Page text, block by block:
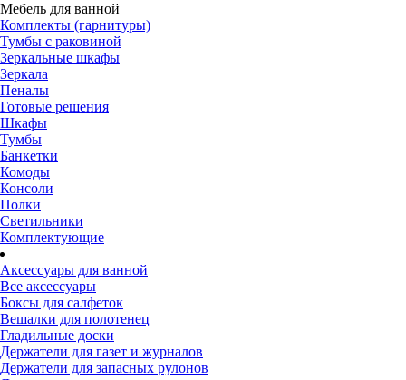
Мебель для ванной
Комплекты (гарнитуры)
Тумбы с раковиной
Зеркальные шкафы
Зеркала
Пеналы
Готовые решения
Шкафы
Тумбы
Банкетки
Комоды
Консоли
Полки
Светильники
Комплектующие
Аксессуары для ванной
Все аксессуары
Боксы для салфеток
Вешалки для полотенец
Гладильные доски
Держатели для газет и журналов
Держатели для запасных рулонов